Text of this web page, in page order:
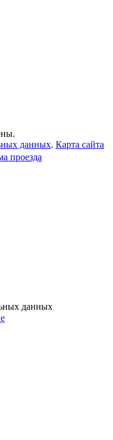
данных. Карта сайта
проезда
данных